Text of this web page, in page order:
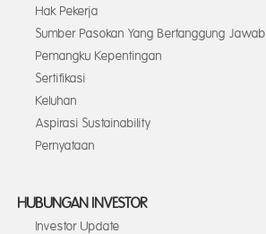
Hak Pekerja
Sumber Pasokan Yang Bertanggung Jawab
Pemangku Kepentingan
Sertifikasi
Keluhan
Aspirasi Sustainability
Pernyataan
HUBUNGAN INVESTOR
Investor Update